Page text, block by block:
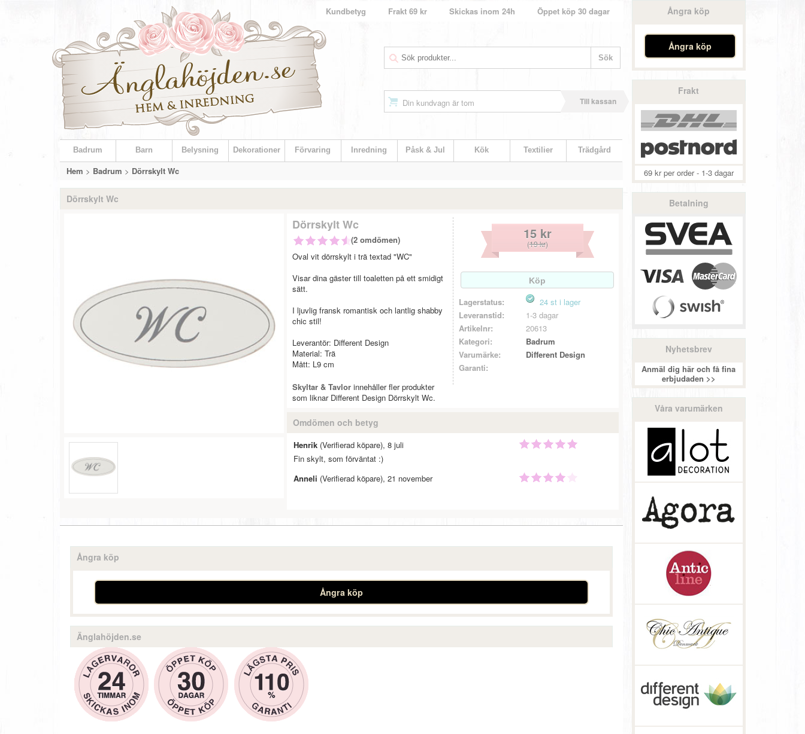
Kundbetyg Frakt 69 kr Skickas inom 24h Öppet köp 30 dagar
Din kundvagn är tom Till kassan
Badrum Barn Belysning Dekorationer Förvaring Inredning Påsk & Jul Kök Textilier Trädgård
Hem > Badrum > Dörrskylt Wc
Ångra köp
Ångra köp
Frakt
69 kr per order - 1-3 dagar
Betalning
Nyhetsbrev
Anmäl dig här och få fina
erbjudaden >>
Våra varumärken
Dörrskylt Wc
15 kr
(19 kr)
Lagerstatus:
24 st i lager
Leveranstid:
1-3 dagar
Artikelnr:
20613
Kategori:
Badrum
Varumärke:
Different Design
Garanti:
Dörrskylt Wc
(2 omdömen)
Oval vit dörrskylt i trä textad "WC"
Visar dina gäster till toaletten på ett smidigt
sätt.
I ljuvlig fransk romantisk och lantlig shabby
chic stil!
Leverantör: Different Design
Material: Trä
Mått: L9 cm
Skyltar & Tavlorinnehåller fler produkter
som liknar Different Design Dörrskylt Wc.
Omdömen och betyg
Henrik(Verifierad köpare), 8 juli
Fin skylt, som förväntat :)
Anneli (Verifierad köpare), 21 november
Ångra köp
Ångra köp
Änglahöjden.se